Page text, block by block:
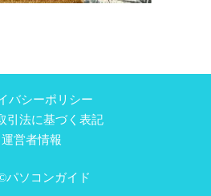
バシーポリシー
引法に基づく表記
運営者情報
パソコンガイド